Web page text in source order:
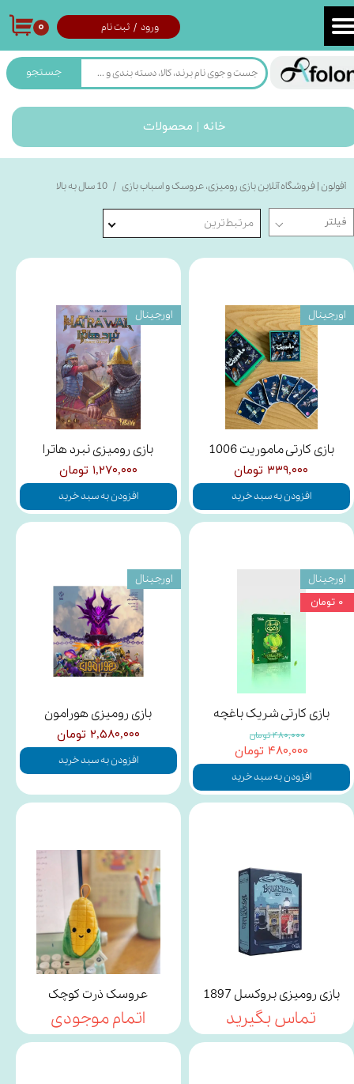
جستجو
ورود / ثبت نام
حساب کاربری من
تغییر گذر واژه
سفارشات
خروج از حساب کاربری
۰
خانه | محصولات
آفولون | فروشگاه آنلاین بازی رومیزی، عروسک و اسباب بازی 10 سال به بالا
مرتبط‌ترین
بازی کارتی ماموریت 1006
۳۳۹,۰۰۰ تومان
افزودن به سبد خرید
اورجینال
بازی رومیزی نبرد هاترا
۱,۲۷۰,۰۰۰ تومان
افزودن به سبد خرید
اورجینال
بازی کارتی شریک باغچه
۴۸۰,۰۰۰ تومان
۴۸۰,۰۰۰ تومان
افزودن به سبد خرید
اورجینال
۰ تومان
بازی رومیزی هورامون
۲,۵۸۰,۰۰۰ تومان
افزودن به سبد خرید
اورجینال
بازی رومیزی بروکسل 1897
تماس بگیرید
عروسک ذرت کوچک
اتمام موجودی